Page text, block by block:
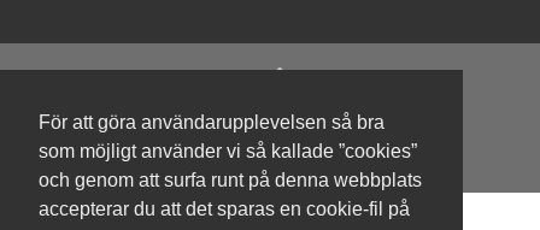
För att göra användarupplevelsen så bra
som möjligt använder vi så kallade ”cookies”
och genom att surfa runt på denna webbplats
accepterar du att det sparas en cookie-fil på
Denna hemsida är byggd med Smart Brf ®